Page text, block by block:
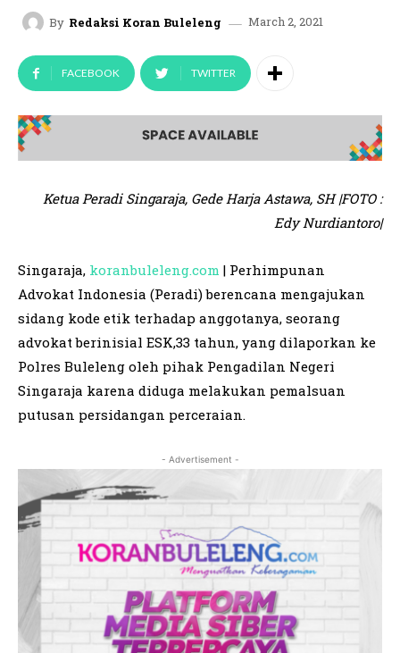
By Redaksi Koran Buleleng March 2, 2021
FACEBOOK TWITTER
Ketua Peradi Singaraja, Gede Harja Astawa, SH |FOTO :
Edy Nurdiantoro|
Singaraja, koranbuleleng.com | Perhimpunan
Advokat Indonesia (Peradi) berencana mengajukan
sidang kode etik terhadap anggotanya, seorang
advokat berinisial ESK,33 tahun, yang dilaporkan ke
Polres Buleleng oleh pihak Pengadilan Negeri
Singaraja karena diduga melakukan pemalsuan
putusan persidangan perceraian.
- Advertisement -